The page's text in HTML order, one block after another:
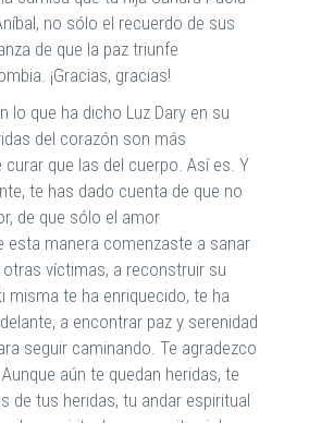
no sólo el recuerdo de sus
de que la paz triunfe
¡Gracias, gracias!
lo que ha dicho Luz Dary en su
del corazón son más
que las del cuerpo. Así es. Y
te has dado cuenta de que no
de que sólo el amor
esta manera comenzaste a sanar
víctimas, a reconstruir su
misma te ha enriquecido, te ha
a encontrar paz y serenidad
seguir caminando. Te agradezco
aún te quedan heridas, te
de tus heridas, tu andar espiritual